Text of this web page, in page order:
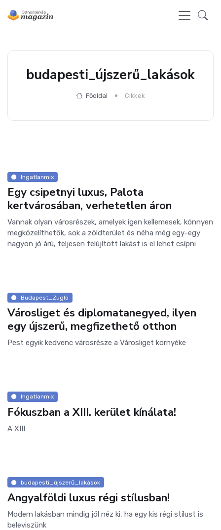
budapesti_újszerű_lakások
Főoldal Cikkek
Ingatlanmix
Egy csipetnyi luxus, Palota
kertvárosában, verhetetlen áron
Vannak olyan városrészek, amelyek igen kellemesek, könnyen
megközelíthetők, sok a zöldterület és néha még egy-egy
nagyon jó árú, teljesen felújított lakást is el lehet csípni
Budapest_Zugló
Városliget és diplomatanegyed, ilyen
egy újszerű, megfizethető otthon
Pest egyik kedvenc városrésze a Városliget környéke
Ingatlanmix
Fókuszban a XIII. kerület kínálata!
A XIII
budapesti_újszerű_lakások
Angyalföldi luxus régi stílusban!
Modern lakásban mindig jól néz ki, ha egy kis régi stílust is
beleviszünk